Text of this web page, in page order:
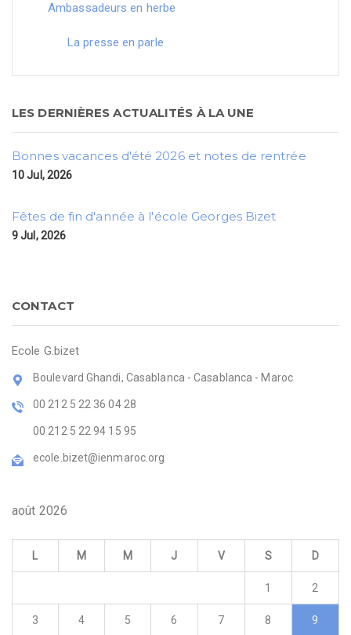
Ambassadeurs en herbe
La presse en parle
LES DERNIÈRES ACTUALITÉS À LA UNE
Bonnes vacances d'été 2026 et notes de rentrée
10 Jul, 2026
Fêtes de fin d'année à l'école Georges Bizet
9 Jul, 2026
CONTACT
Ecole G.bizet
Boulevard Ghandi, Casablanca - Casablanca - Maroc
00 212 5 22 36 04 28
00 212 5 22 94 15 95
ecole.bizet@ienmaroc.org
août 2026
L M M J V S D
1 2
3 4 5 6 7 8 9